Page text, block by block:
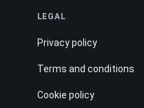
LEGAL
Privacy policy
Terms and conditions
Cookie policy